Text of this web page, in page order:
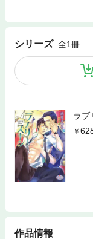
シリーズ 全1冊
ラブ
作品情報